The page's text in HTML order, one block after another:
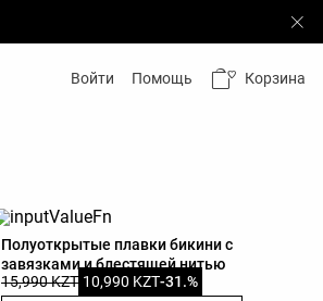
Войти Помощь Корзина
Полуоткрытые плавки бикини с
завязками и блестящей нитью
15,990 KZT 10,990 KZT-31.%